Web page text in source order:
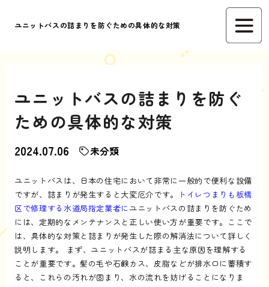
ユニットバスの詰まりを防ぐための具体的な対策
ユニットバスの詰まりを防ぐ
ための具体的な対策
2024.07.06 未分類
ユニットバスは、日本の住宅において非常に一般的で便利な設備
ですが、詰まりが発生すると大変厄介です。
トイレつまりも板橋
区で修理する水道局指定業者にユニットバスの詰まりを防ぐため
には、定期的なメンテナンスと正しい使い方が重要です。ここで
は、具体的な対策と詰まりが発生した際の解消法について詳しく
説明します。 まず、ユニットバスが詰まる主な原因を理解する
ことが重要です。髪の毛や石鹸カス、皮脂などが排水口に蓄積す
ると、これらの汚れが固まり、水の流れを妨げることになりま